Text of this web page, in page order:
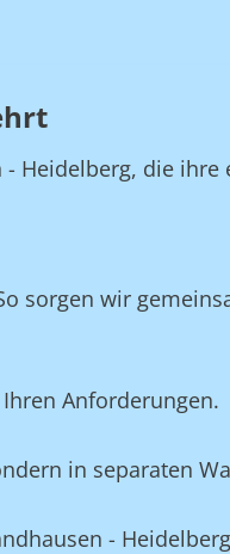
Heidelberg, die
sorgen wir
Anforderungen.
in separaten
-